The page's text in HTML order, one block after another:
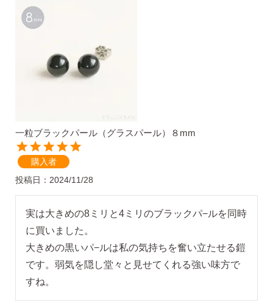
価格で選ぶ
インスタライブで紹介したピアス
なでしこピアスの使いやすい所や
使いにくい所を、赤裸々にレビューしてます。
なでしこスタイルのこだわり
ピアス安心サポート
一粒ブラックパール（グラスパール）８mm
購入者
投稿日
2024/11/28
実は大きめの8ミリと4ミリのブラックパ−ルを同時
に買いました。
大きめの黒いパ−ルは私の気持ちを奮い立たせる鎧
です。弱気を隠し堂々と見せてくれる強い味方で
すね。